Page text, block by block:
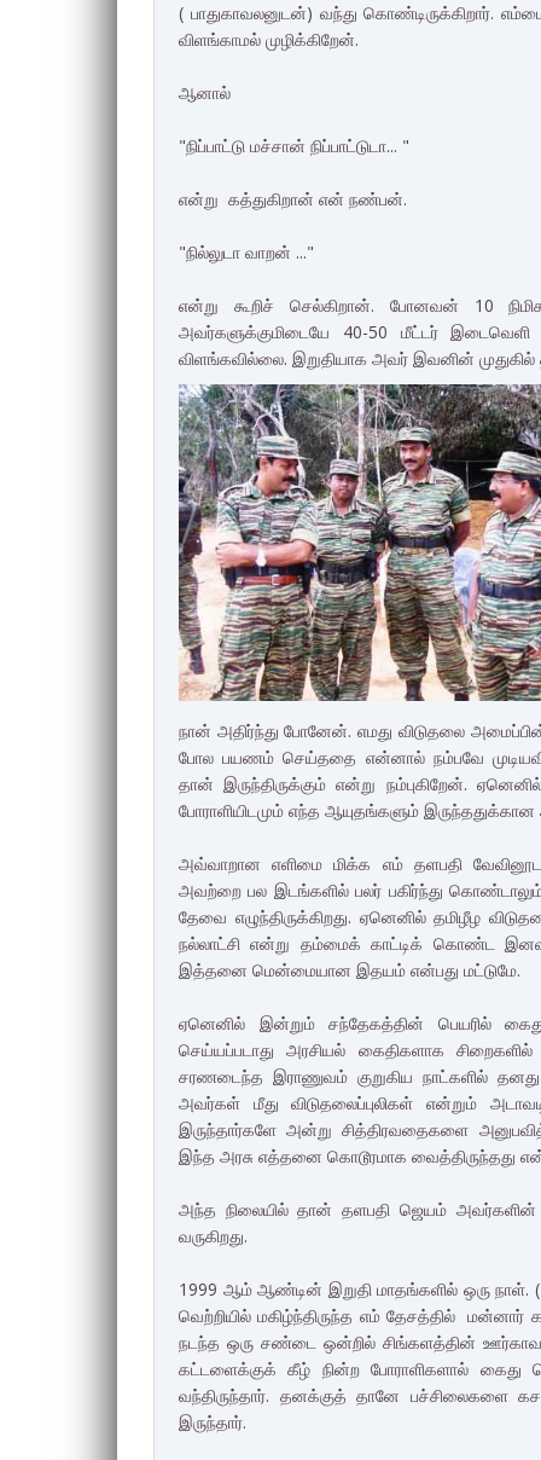
( பாதுகாவலனுடன்) வந்து கொண்டிருக்கிறார்.
விளங்காமல் முழிக்கிறேன்.
ஆனால்
"நிப்பாட்டு மச்சான் நிப்பாட்டுடா... "
என்று கத்துகிறான் என் நண்பன்.
"நில்லுடா வாறன் ..."
என்று கூறிச் செல்கிறான். போனவன் 10
அவர்களுக்குமிடையே 40-50 மீட்டர்
விளங்கவில்லை. இறுதியாக அவர் இவனின் முதுகில்
நான் அதிர்ந்து போனேன். எமது விடுதலை
போல பயணம் செய்ததை என்னால் நம்பவே
தான் இருந்திருக்கும் என்று நம்புகிறேன்.
போராளியிடமும் எந்த ஆயுதங்களும்
அவ்வாறான எளிமை மிக்க எம் தளபதி
அவற்றை பல இடங்களில் பலர் பகிர்ந்து
தேவை எழுந்திருக்கிறது. ஏனெனில் தமிழீழ
நல்லாட்சி என்று தம்மைக் காட்டிக் கொண்ட
இத்தனை மென்மையான இதயம் என்பது மட்டுமே.
ஏனெனில் இன்றும் சந்தேகத்தின் பெயரில்
செய்யப்படாது அரசியல் கைதிகளாக சிறைகளில்
சரணடைந்த இராணுவம் குறுகிய நாட்களில்
அவர்கள் மீது விடுதலைப்புலிகள் என்றும்
இருந்தார்களே அன்று சித்திரவதைகளை
இந்த அரசு எத்தனை கொடூரமாக
அந்த நிலையில் தான் தளபதி ஜெயம்
வருகிறது.
1999 ஆம் ஆண்டின் இறுதி மாதங்களில் ஒரு
வெற்றியில் மகிழ்ந்திருந்த எம் தேசத்தில்
நடந்த ஒரு சண்டை ஒன்றில் சிங்களத்தின்
கட்டளைக்குக் கீழ் நின்ற போராளிகளால் கைது
வந்திருந்தார். தனக்குத் தானே பச்சிலைகளை
இருந்தார்.